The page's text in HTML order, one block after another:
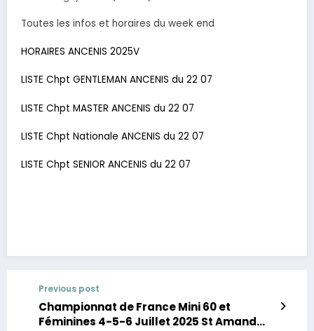
Toutes les infos et horaires du week end
HORAIRES ANCENIS 2025V
LISTE Chpt GENTLEMAN ANCENIS du 22 07
LISTE Chpt MASTER ANCENIS du 22 07
LISTE Chpt Nationale ANCENIS du 22 07
LISTE Chpt SENIOR ANCENIS du 22 07
Previous post
Championnat de France Mini 60 et
Féminines 4-5-6 Juillet 2025 St Amand